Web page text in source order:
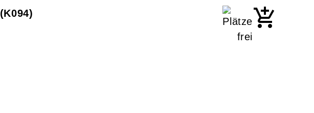
K094